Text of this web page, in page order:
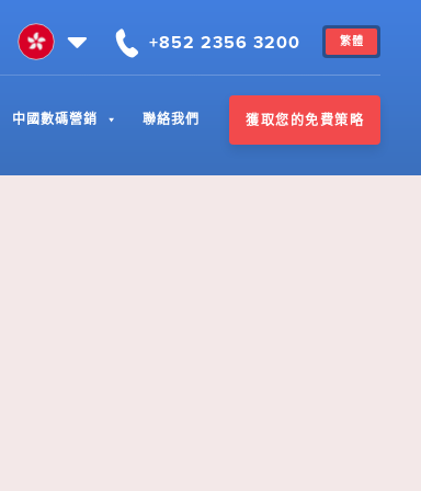
+852 2356 3200 繁體
中國數碼營銷 聯絡我們 獲取您的免費策略